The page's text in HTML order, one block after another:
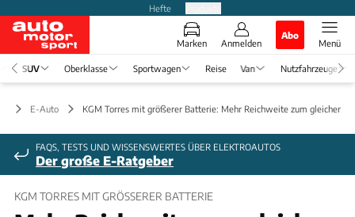
Hefte
Marken Anmelden
Abo
Menü
SUV Oberklasse Sportwagen Reise Van Nutzfahrzeuge
E-Auto KGM Torres mit größerer Batterie: Mehr Reichweite zum gleichen
FAQS, TESTS UND WISSENSWERTES ÜBER ELEKTROAUTOS
Der große E-Ratgeber
KGM TORRES MIT GRÖSSERER BATTERIE